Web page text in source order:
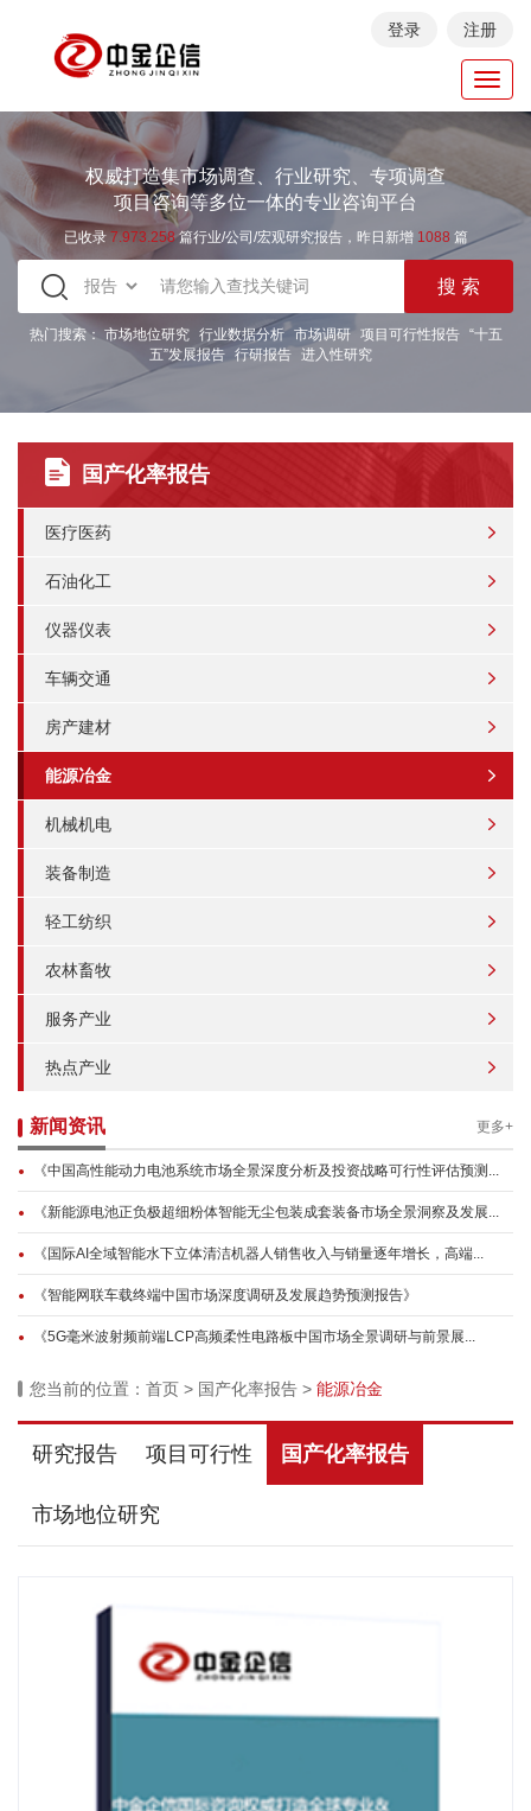
登录 注册
权威打造集市场调查、行业研究、专项调查
项目咨询等多位一体的专业咨询平台
已收录 7.973.258篇行业/公司/宏观研究报告，昨日新增 1088 篇
热门搜索： 市场地位研究 行业数据分析 市场调研 项目可行性报告
“十五
五”发展报告 行研报告 进入性研究
国产化率报告
医疗医药
石油化工
仪器仪表
车辆交通
房产建材
能源冶金
机械机电
装备制造
轻工纺织
农林畜牧
服务产业
热点产业
新闻资讯 更多+
《中国高性能动力电池系统市场全景深度分析及投资战略可行性评估预测...
《新能源电池正负极超细粉体智能无尘包装成套装备市场全景洞察及发展...
《国际AI全域智能水下立体清洁机器人销售收入与销量逐年增长，高端...
《智能网联车载终端中国市场深度调研及发展趋势预测报告》
《5G毫米波射频前端LCP高频柔性电路板中国市场全景调研与前景展...
您当前的位置： 首页 > 国产化率报告 > 能源冶金
研究报告 项目可行性 国产化率报告
市场地位研究